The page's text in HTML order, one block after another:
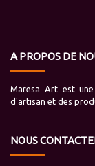
A PROPOS DE
Maresa Art est
d'artisan et des
NOUS